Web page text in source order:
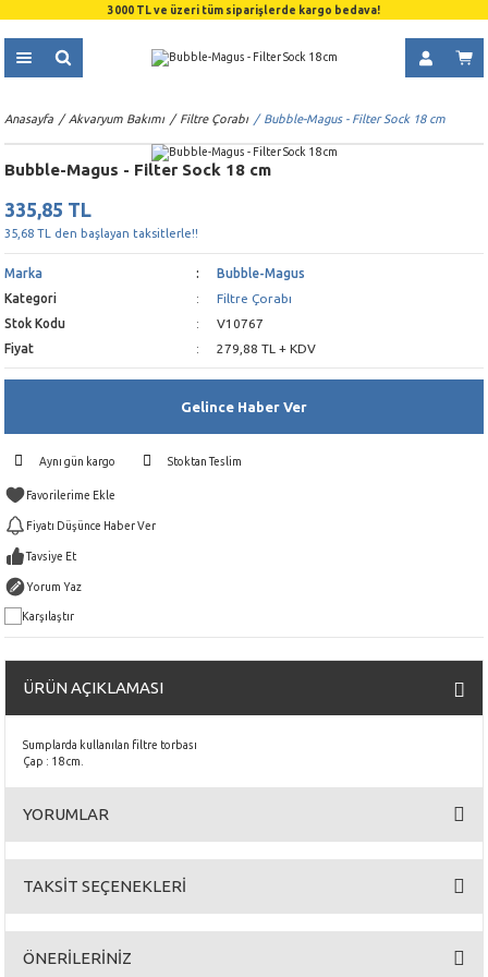
3000 TL ve üzeri tüm siparişlerde kargo bedava!
Anasayfa Akvaryum Bakımı Filtre Çorabı Bubble-Magus - Filter Sock 18 cm
Bubble-Magus - Filter Sock 18 cm
335,85 TL
35,68 TL den başlayan taksitlerle!!
Marka
Bubble-Magus
Kategori
Filtre Çorabı
Stok Kodu
V10767
Fiyat
279,88 TL + KDV
Gelince Haber Ver
Aynı gün kargo Stoktan Teslim
Fiyatı Düşünce Haber Ver
Tavsiye Et
Yorum Yaz
Karşılaştır
ÜRÜN AÇIKLAMASI
Sumplarda kullanılan filtre torbası
Çap : 18 cm.
YORUMLAR
TAKSİT SEÇENEKLERİ
ÖNERİLERİNİZ